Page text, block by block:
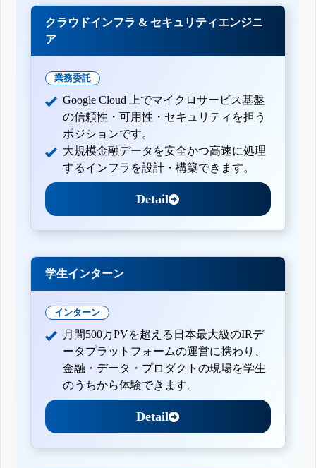
クラウドインフラ & セキュリティエンジニ
ア
業務委託
Google Cloud 上でマイクロサービス基盤
の信頼性・可用性・セキュリティを担う
ポジションです。
大規模金融データを安全かつ高速に処理
するインフラを設計・構築できます。
Detail
学生インターン
インターン
月間500万PVを超える日本最大級のIRデ
ータプラットフォームの運営に携わり、
金融・データ・プロダクトの現場を学生
のうちから体験できます。
Detail